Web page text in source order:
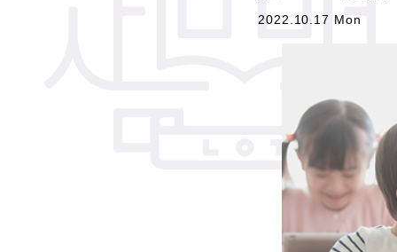
2022.10.17 Mon